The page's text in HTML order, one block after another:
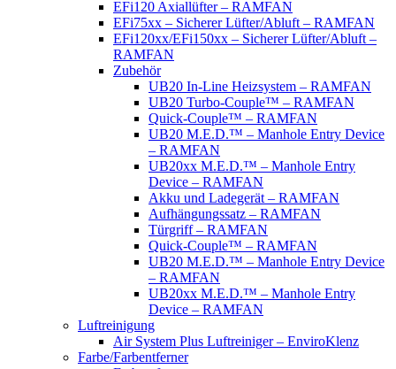
EFi120 Axiallüfter – RAMFAN
EFi75xx – Sicherer Lüfter/Abluft – RAMFAN
EFi120xx/EFi150xx – Sicherer Lüfter/Abluft –
RAMFAN
Zubehör
UB20 In-Line Heizsystem – RAMFAN
UB20 Turbo-Couple™ – RAMFAN
Quick-Couple™ – RAMFAN
UB20 M.E.D.™ – Manhole Entry Device
– RAMFAN
UB20xx M.E.D.™ – Manhole Entry
Device – RAMFAN
Akku und Ladegerät – RAMFAN
Aufhängungssatz – RAMFAN
Türgriff – RAMFAN
Quick-Couple™ – RAMFAN
UB20 M.E.D.™ – Manhole Entry Device
– RAMFAN
UB20xx M.E.D.™ – Manhole Entry
Device – RAMFAN
Luftreinigung
Air System Plus Luftreiniger – EnviroKlenz
Farbe/Farbentferner